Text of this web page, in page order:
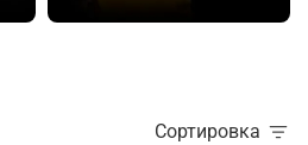
Сортировка